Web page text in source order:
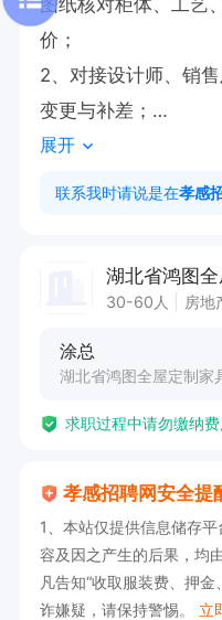
价；
2、对接设计师、销
变更与补差；
3、做好订单台账、
4、维护报价标准、
1、中专/高中及以上
2、能看懂CAD图纸
（会晨风软件或海讯
意学习即可。
三、岗位规范与考核
1、报价明细透明、
与优惠制度，单据日
展开
联系我时请说是在孝感
湖北省鸿图
30-60人 房地
涂总
湖北省鸿图全屋定制家
求职过程中请勿缴纳
孝感招聘网安全提
1、本站仅提供信息储存
容及因之产生的后果，均
凡告知“收取服装费、押
诈嫌疑，请保持警惕。 立